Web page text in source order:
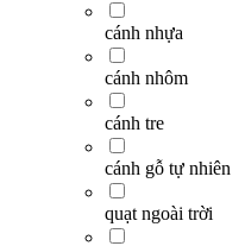
cánh nhựa
cánh nhôm
cánh tre
cánh gỗ tự nhiên
quạt ngoài trời